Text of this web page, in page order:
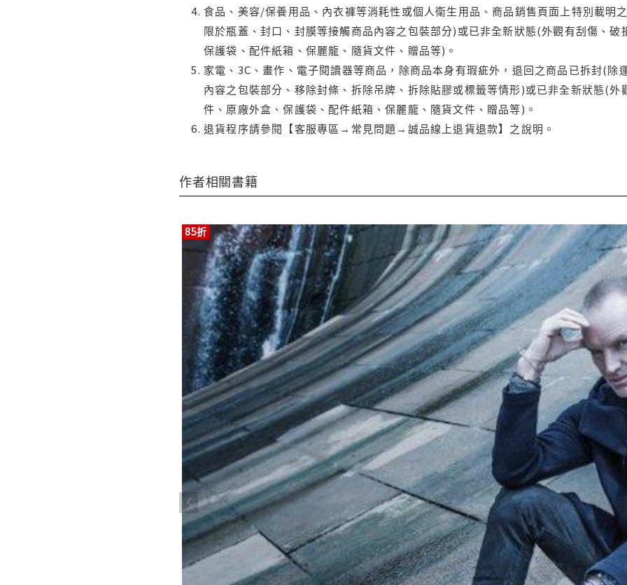
食品、美容/保養用品、內衣褲等消耗性或個人衛生用品、商品銷售頁面上特別載明
限於瓶蓋、封口、封膜等接觸商品內容之包裝部分)或已非全新狀態(外觀有刮傷、
保護袋、配件紙箱、保麗龍、隨貨文件、贈品等)。
家電、3C、畫作、電子閱讀器等商品，除商品本身有瑕疵外，退回之商品已拆封(
內容之包裝部分、移除封條、拆除吊牌、拆除貼膠或標籤等情形)或已非全新狀態(
件、原廠外盒、保護袋、配件紙箱、保麗龍、隨貨文件、贈品等)。
退貨程序請參閱【客服專區→常見問題→誠品線上退貨退款】之說明。
作者相關書籍
85折